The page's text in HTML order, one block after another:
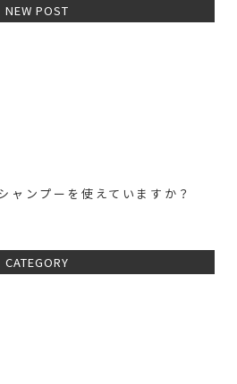
NEW POST
ャンプーを使えていますか？
CATEGORY